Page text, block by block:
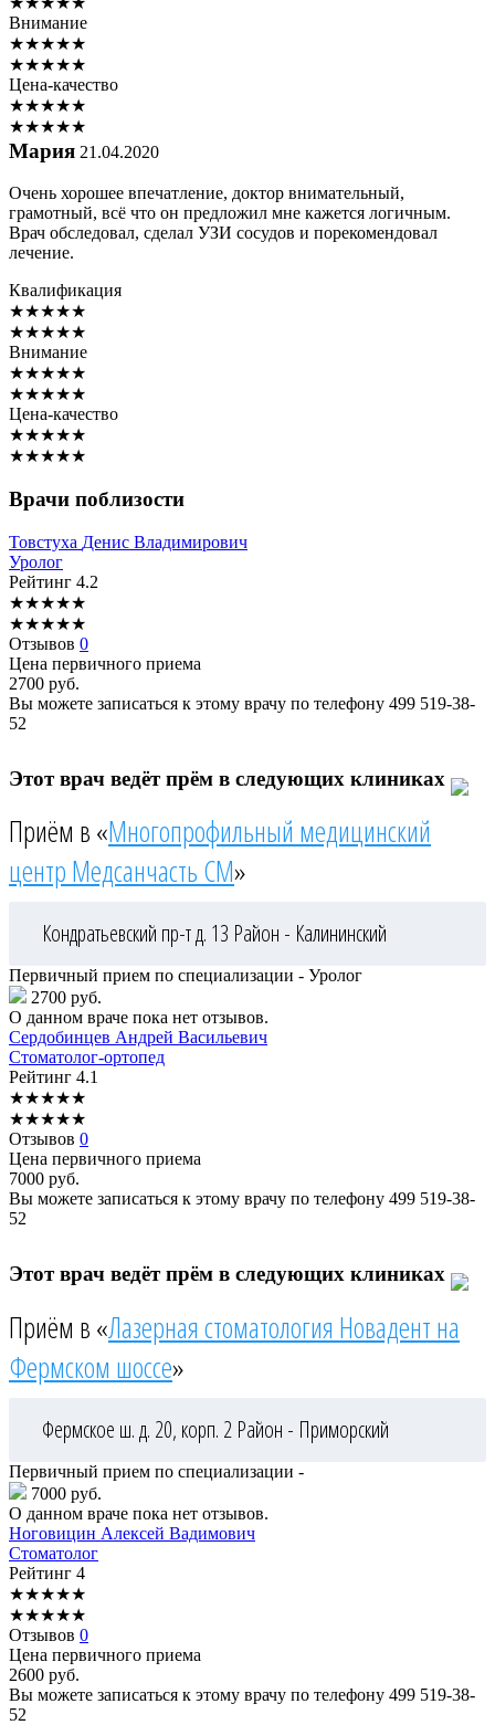
Внимание
★★★★★
★★★★★
Цена-качество
★★★★★
★★★★★
Мария 21.04.2020
Очень хорошее впечатление, доктор внимательный,
грамотный, всё что он предложил мне кажется логичным.
Врач обследовал, сделал УЗИ сосудов и порекомендовал
лечение.
Квалификация
★★★★★
★★★★★
Внимание
★★★★★
★★★★★
Цена-качество
★★★★★
★★★★★
Врачи поблизости
Товстуха Денис Владимирович
Уролог
Рейтинг 4.2
★★★★★
★★★★★
Отзывов 0
Цена первичного приема
2700 руб.
Вы можете записаться к этому врачу по телефону 499 519-38-
52
Этот врач ведёт прём в следующих клиниках
Приём в «Многопрофильный медицинский
центр Медсанчасть СМ»
Кондратьевский пр-т д. 13 Район - Калининский
Первичный прием по специализации - Уролог
2700 руб.
О данном враче пока нет отзывов.
Сердобинцев Андрей Васильевич
Стоматолог-ортопед
Рейтинг 4.1
★★★★★
★★★★★
Отзывов 0
Цена первичного приема
7000 руб.
Вы можете записаться к этому врачу по телефону 499 519-38-
52
Этот врач ведёт прём в следующих клиниках
Приём в «Лазерная стоматология Новадент на
Фермском шоссе»
Фермское ш. д. 20, корп. 2 Район - Приморский
Первичный прием по специализации -
7000 руб.
О данном враче пока нет отзывов.
Ноговицин Алексей Вадимович
Стоматолог
Рейтинг 4
★★★★★
★★★★★
Отзывов 0
Цена первичного приема
2600 руб.
Вы можете записаться к этому врачу по телефону 499 519-38-
52